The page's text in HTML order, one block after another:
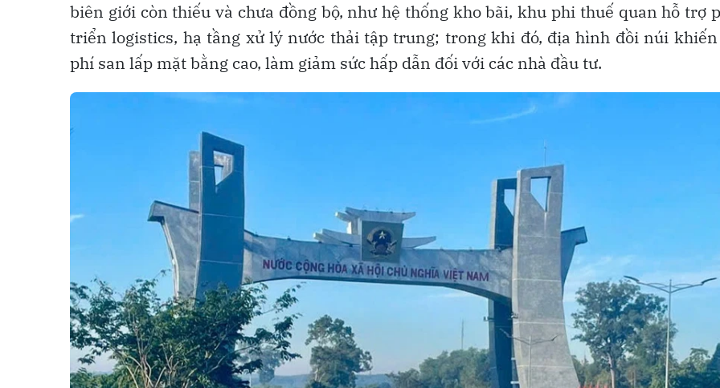
biên giới còn thiếu và chưa đồng bộ, như hệ thống kho bãi, khu phi thuế quan hỗ trợ
triển logistics, hạ tầng xử lý nước thải tập trung; trong khi đó, địa hình đồi núi
phí san lấp mặt bằng cao, làm giảm sức hấp dẫn đối với các nhà đầu tư.